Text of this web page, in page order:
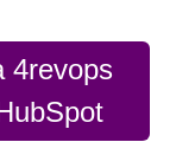
4revops